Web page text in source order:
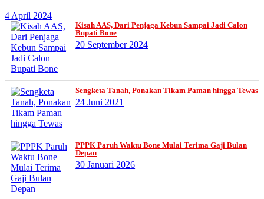
4 April 2024
Kisah AAS, Dari Penjaga Kebun Sampai Jadi Calon
Bupati Bone
20 September 2024
Sengketa Tanah, Ponakan Tikam Paman hingga Tewas
24 Juni 2021
PPPK Paruh Waktu Bone Mulai Terima Gaji Bulan
Depan
30 Januari 2026